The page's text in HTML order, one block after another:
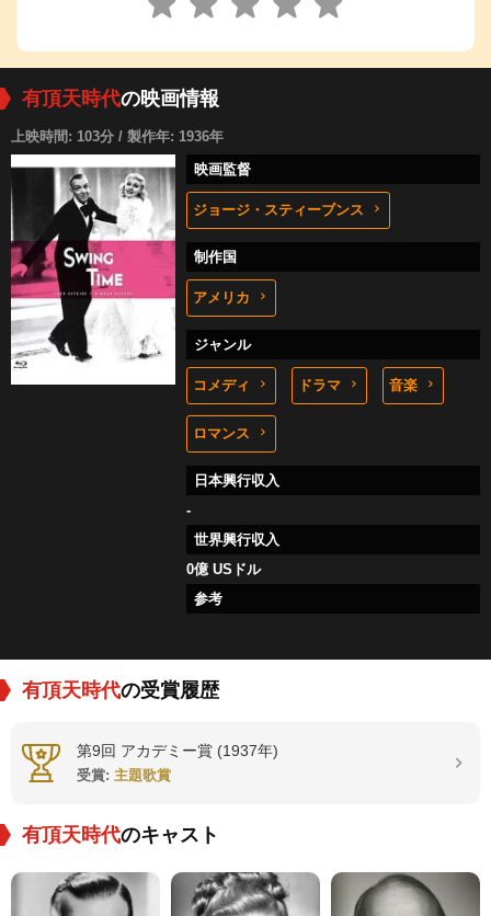
有頂天時代の映画情報
上映時間: 103分 / 製作年: 1936年
映画監督
ジョージ・スティーブンス
制作国
アメリカ
ジャンル
コメディ ドラマ 音楽
ロマンス
日本興行収入
-
世界興行収入
0億 USドル
参考
有頂天時代の受賞履歴
第9回 アカデミー賞 (1937年)
受賞: 主題歌賞
有頂天時代のキャスト